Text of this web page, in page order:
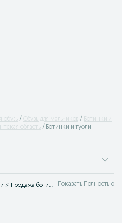
обувь Обувь для мальчиков
Ботинки и
область
Ботинки и туфли -
Купить туфли на мальчика Кибрай ⚡️ Продажа ботинки для мальчиков по лучшим ценам ✌ Выгодные цены на детскую обувь на OLX.uz Показать Полностью